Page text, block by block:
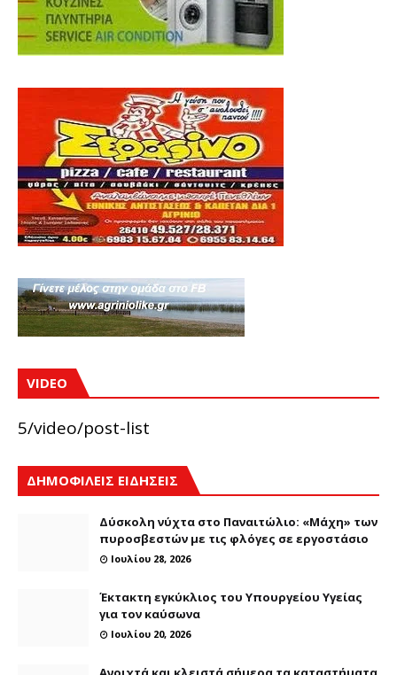
VIDEO
5/video/post-list
ΔΗΜΟΦΙΛΕΙΣ ΕΙΔΗΣΕΙΣ
Δύσκολη νύχτα στο Παναιτώλιο: «Μάχη» των
πυροσβεστών με τις φλόγες σε εργοστάσιο
Ιουλίου 28, 2026
Έκτακτη εγκύκλιος του Υπουργείου Υγείας
για τον καύσωνα
Ιουλίου 20, 2026